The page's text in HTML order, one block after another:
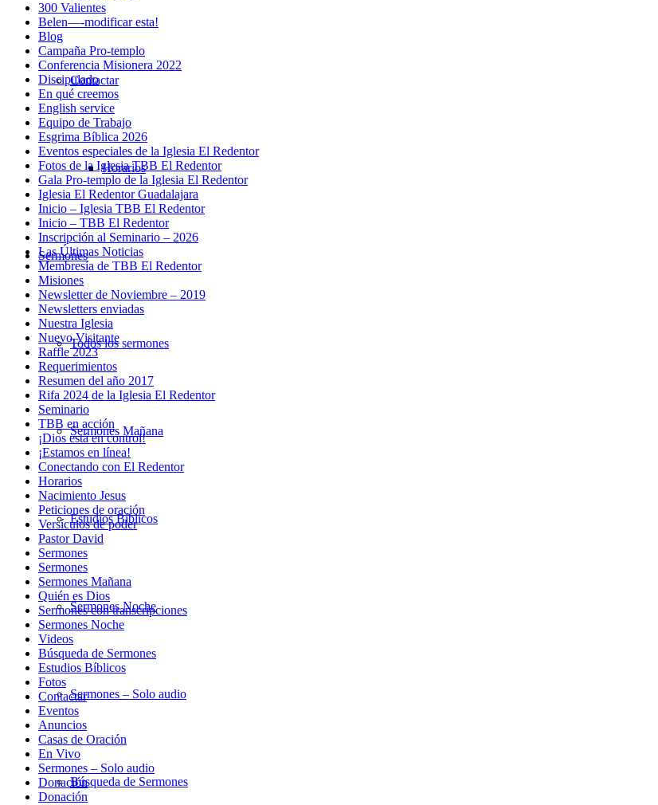
Contactar
Horarios
Sermones
Todos los sermones
Sermones Mañana
Estudios Bíblicos
Sermones Noche
Sermones – Solo audio
Búsqueda de Sermones
300 Valientes
Belen—-modificar esta!
Blog
Campaña Pro-templo
Conferencia Misionera 2022
Discipulado
En qué creemos
English service
Equipo de Trabajo
Esgrima Bíblica 2026
Eventos especiales de la Iglesia El Redentor
Fotos de la Iglesia TBB El Redentor
Gala Pro-templo de la Iglesia El Redentor
Iglesia El Redentor Guadalajara
Inicio – Iglesia TBB El Redentor
Inicio – TBB El Redentor
Inscripción al Seminario – 2026
Las Últimas Noticias
Membresía de TBB El Redentor
Misiones
Newsletter de Noviembre – 2019
Newsletters enviadas
Nuestra Iglesia
Nuevo Visitante
Raffle 2023
Requerimientos
Resumen del año 2017
Rifa 2024 de la Iglesia El Redentor
Seminario
TBB en acción
¡Dios está en control!
¡Estamos en línea!
Conectando con El Redentor
Horarios
Nacimiento Jesus
Peticiones de oración
Versículos de poder
Pastor David
Sermones
Sermones
Sermones Mañana
Quién es Dios
Sermones con transcripciones
Sermones Noche
Videos
Búsqueda de Sermones
Estudios Bíblicos
Fotos
Contactar
Eventos
Anuncios
Casas de Oración
En Vivo
Sermones – Solo audio
Donación
Donación